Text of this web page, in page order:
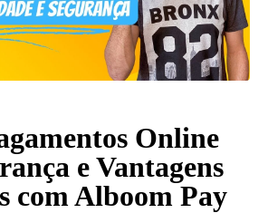
Online
e Vantagens
com Alboom Pay